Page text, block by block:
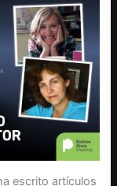
escrito artículos